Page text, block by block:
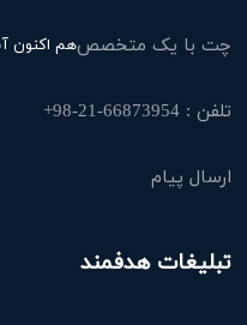
چت با یک متخصصهم اکنون
تلفن : 66873954-21-98+
ارسال پیام
تبلیغات هدفمند